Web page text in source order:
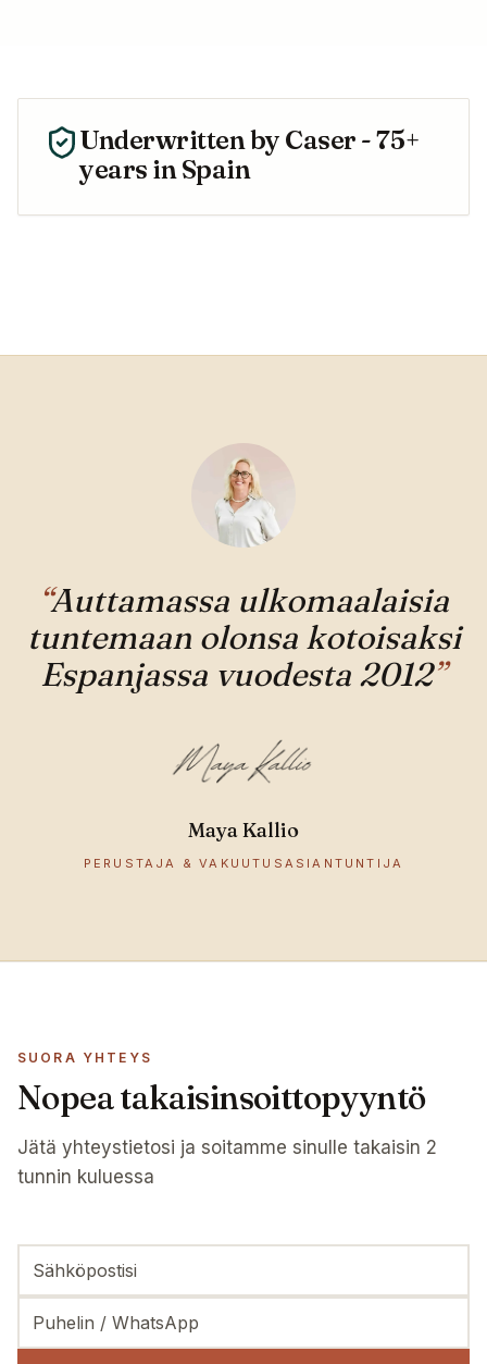
Underwritten by Caser - 75+
years in Spain
“Auttamassa ulkomaalaisia
tuntemaan olonsa kotoisaksi
Espanjassa vuodesta 2012”
Maya Kallio
PERUSTAJA & VAKUUTUSASIANTUNTIJA
SUORA YHTEYS
Nopea takaisinsoittopyyntö
Jätä yhteystietosi ja soitamme sinulle takaisin 2
tunnin kuluessa